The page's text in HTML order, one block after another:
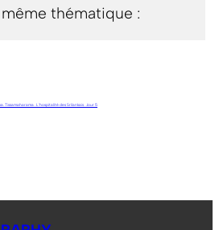
thématique :
Tissamaharama . L’hospitalité des Srilankais . Jour 5